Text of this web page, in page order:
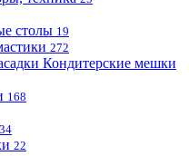
столы 19
272
Кондитерские мешки
168
34
22